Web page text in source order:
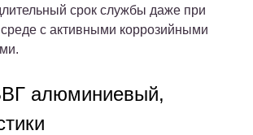
срок службы даже при
среде с активными коррозийными
алюминиевый,